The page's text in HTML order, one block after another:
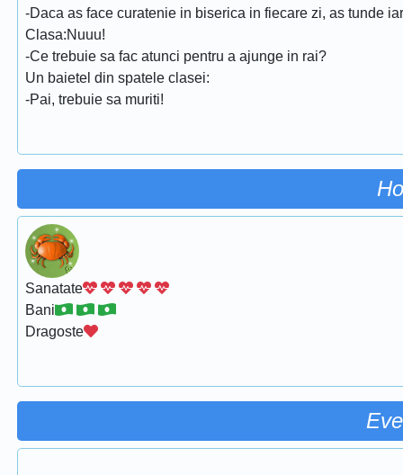
-Daca as face curatenie in biserica in fiecare zi, as tunde
Clasa:Nuuu!
-Ce trebuie sa fac atunci pentru a ajunge in rai?
Un baietel din spatele clasei:
-Pai, trebuie sa muriti!
Sanatate
Bani
Dragoste